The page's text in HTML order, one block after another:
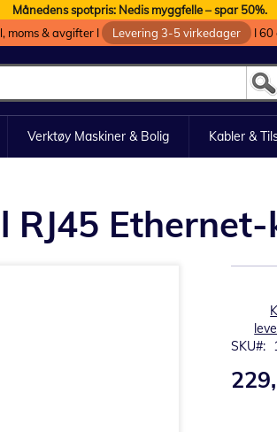
Månedens spotpris: Nedis myggfelle – spar 50%.
moms & avgifter I
Levering 3-5 virkedager I
Verktøy Maskiner & Bolig Kabler &
RJ45
SKU